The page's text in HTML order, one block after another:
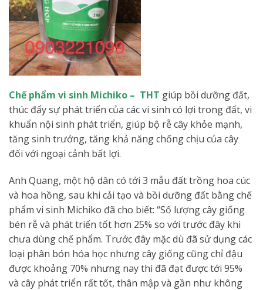
Chế phẩm vi sinh Michiko – THT giúp bồi dưỡng đất,
thúc đẩy sự phát triển của các vi sinh có lợi trong đất, vi
khuẩn nội sinh phát triển, giúp bộ rễ cây khỏe mạnh,
tăng sinh trưởng, tăng khả năng chống chịu của cây
đối với ngoại cảnh bất lợi.
Anh Quang, một hộ dân có tới 3 mẫu đất trồng hoa cúc
và hoa hồng, sau khi cải tạo và bồi dưỡng đất bằng chế
phẩm vi sinh Michiko đã cho biết: “Số lượng cây giống
bén rễ và phát triển tốt hơn 25% so với trước đây khi
chưa dùng chế phẩm. Trước đây mặc dù đã sử dụng các
loại phân bón hóa học nhưng cây giống cũng chỉ đậu
được khoảng 70% nhưng nay thì đã đạt được tới 95%
và cây phát triển rất tốt, thân mập và gần như không